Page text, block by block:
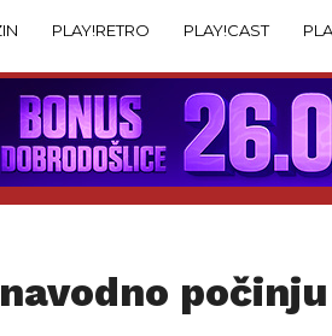
PLAY!RETRO PLAY!CAST